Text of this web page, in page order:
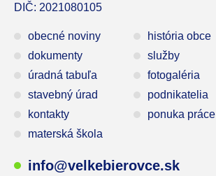
DIČ: 2021080105
obecné noviny
história obce
dokumenty
služby
úradná tabuľa
fotogaléria
stavebný úrad
podnikatelia
kontakty
ponuka práce
materská škola
info@velkebierovce.sk